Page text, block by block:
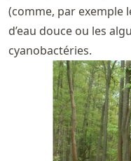
(comme, par exemple
d’eau douce ou les
cyanobactéries.